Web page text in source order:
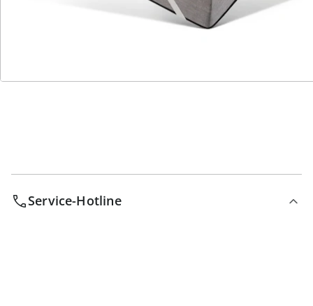
Bestell-Hotline
Service-Hotline